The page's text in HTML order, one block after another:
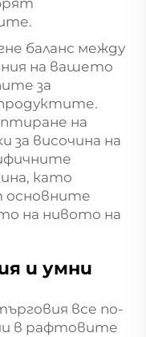
баланс между
на вашето
за
на
височина на
като
основните
на нивото на
и умни
все по-
в рафтовите